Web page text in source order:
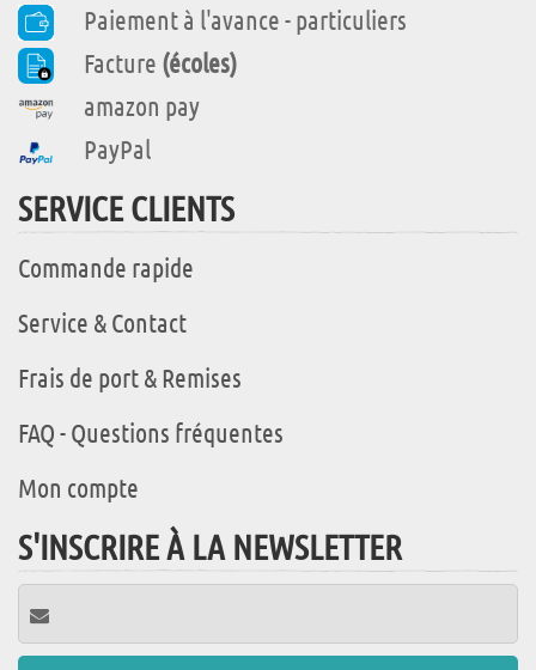
Paiement à l'avance - particuliers
Facture (écoles)
amazon pay
PayPal
SERVICE CLIENTS
Commande rapide
Service & Contact
Frais de port & Remises
FAQ - Questions fréquentes
Mon compte
S'INSCRIRE À LA NEWSLETTER